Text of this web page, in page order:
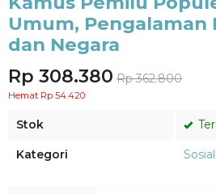
Umum, Pengalaman
dan Negara
Rp 308.380 Rp 362.800
Hemat Rp 54.420
Stok
Kategori